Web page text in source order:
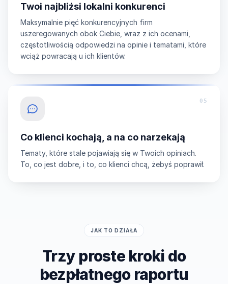
Twoi najbliżsi lokalni konkurenci
Maksymalnie pięć konkurencyjnych firm
uszeregowanych obok Ciebie, wraz z ich ocenami,
częstotliwością odpowiedzi na opinie i tematami, które
wciąż powracają u ich klientów.
05
Co klienci kochają, a na co narzekają
Tematy, które stale pojawiają się w Twoich opiniach.
To, co jest dobre, i to, co klienci chcą, żebyś poprawił.
JAK TO DZIAŁA
Trzy proste kroki do
bezpłatnego raportu